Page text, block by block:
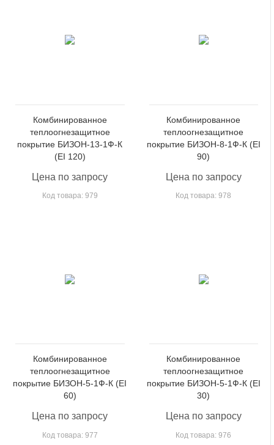
Комбинированное
теплоогнезащитное
покрытие БИЗОН-13-1Ф-К
(EI 120)
Цена по запросу
Код товара: 979
Комбинированное
теплоогнезащитное
покрытие БИЗОН-8-1Ф-К (EI
90)
Цена по запросу
Код товара: 978
Комбинированное
теплоогнезащитное
покрытие БИЗОН-5-1Ф-К (EI
60)
Цена по запросу
Код товара: 977
Комбинированное
теплоогнезащитное
покрытие БИЗОН-5-1Ф-К (EI
30)
Цена по запросу
Код товара: 976